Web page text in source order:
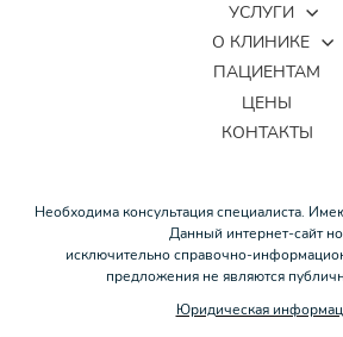
УСЛУГИ
О КЛИНИКЕ
ПАЦИЕНТАМ
ЦЕНЫ
КОНТАКТЫ
Необходима консультация специалиста.
Данный интернет-сайт
исключительно справочно-
предложения не являются
Юридическая